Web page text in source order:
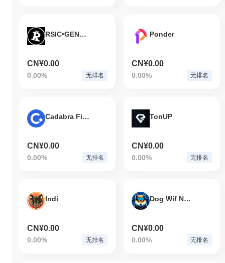
RSIC•GENESIS•RUNE
CN¥0.00
0.00% 无排名
Ponder
CN¥0.00
0.00% 无排名
Cadabra Finance
CN¥0.00
0.00% 无排名
TonUP
CN¥0.00
0.00% 无排名
Indi
CN¥0.00
0.00% 无排名
Dog Wif Nunchucks
CN¥0.00
0.00% 无排名